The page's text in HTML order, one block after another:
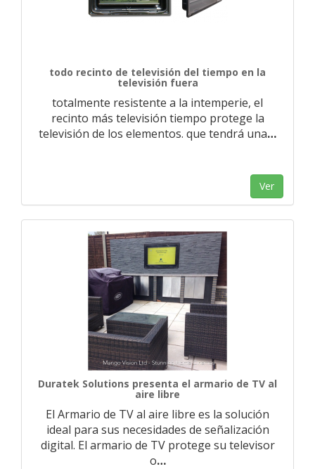
todo recinto de televisión del tiempo en la
televisión fuera
totalmente resistente a la intemperie, el
recinto más televisión tiempo protege la
televisión de los elementos. que tendrá una…
Ver
Duratek Solutions presenta el armario de TV al
aire libre
El Armario de TV al aire libre es la solución
ideal para sus necesidades de señalización
digital. El armario de TV protege su televisor
o…